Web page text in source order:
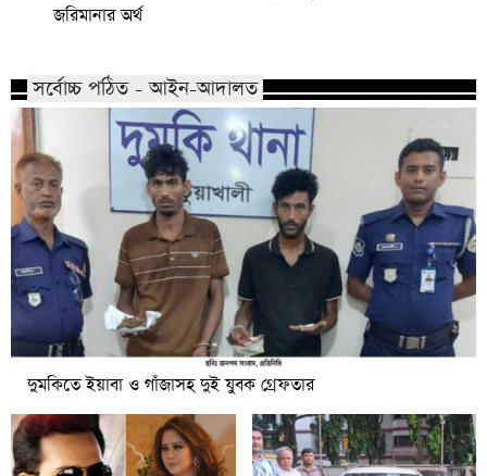
জরিমানার অর্থ
সর্বোচ্চ পঠিত - আইন-আদালত
দুমকিতে ইয়াবা ও গাঁজাসহ দুই যুবক গ্রেফতার